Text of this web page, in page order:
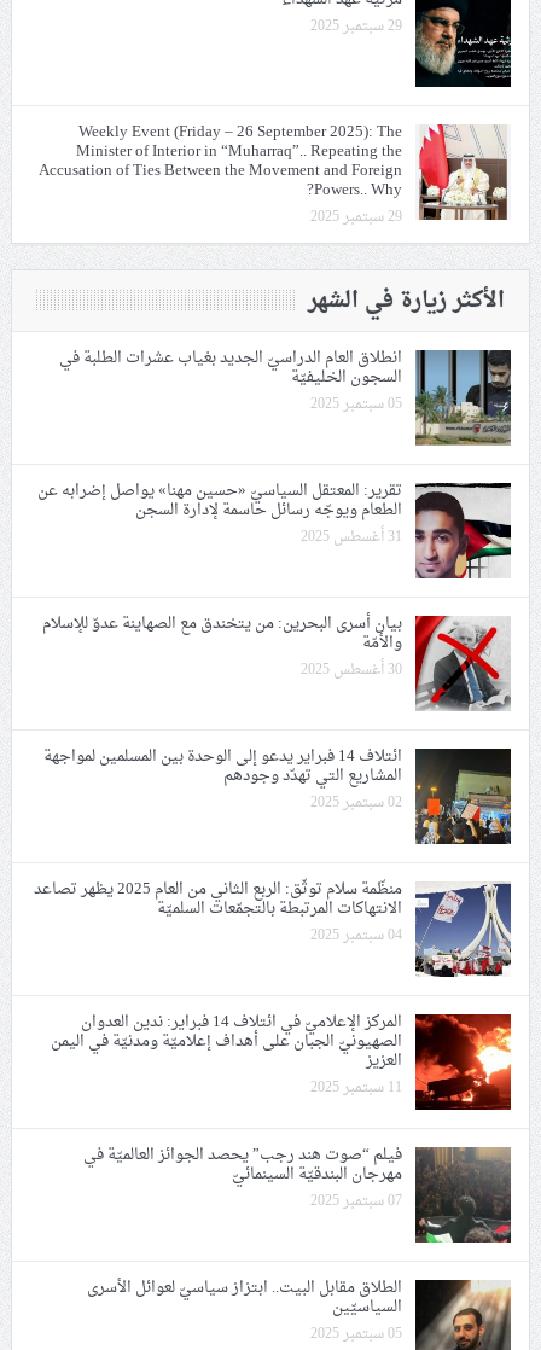
29 سبتمبر 2025
Weekly Event (Friday – 26 September 2025): The
Minister of Interior in “Muharraq”.. Repeating the
Accusation of Ties Between the Movement and Foreign
Powers.. Why?
29 سبتمبر 2025
الأكثر زيارة في الشهر
انطلاق العام الدراسيّ الجديد بغياب عشرات الطلبة في
السجون الخليفيّة
05 سبتمبر 2025
تقرير: المعتقل السياسيّ «حسين مهنا» يواصل إضرابه عن
الطعام ويوجّه رسائل حاسمة لإدارة السجن
31 أغسطس 2025
بيان أسرى البحرين: من يتخندق مع الصهاينة عدوّ للإسلام
والأمّة
30 أغسطس 2025
ائتلاف 14 فبراير يدعو إلى الوحدة بين المسلمين لمواجهة
المشاريع التي تهدّد وجودهم
02 سبتمبر 2025
منظّمة سلام توثّق: اﻟﺮﺑﻊ اﻟﺜﺎﻧﻲ ﻣﻦ العام 2025 يظهر تصاعد
الانتهاكات المرتبطة بالتجمّعات السلميّة
04 سبتمبر 2025
المركز الإعلاميّ في ائتلاف 14 فبراير: ندين العدوان
الصهيونيّ الجبان على أهداف إعلاميّة ومدنيّة في اليمن
العزيز
11 سبتمبر 2025
فيلم “صوت هند رجب” يحصد الجوائز العالميّة في
مهرجان البندقيّة السينمائيّ
07 سبتمبر 2025
الطلاق مقابل البيت.. ابتزاز سياسيّ لعوائل الأسرى
السياسيّين
05 سبتمبر 2025